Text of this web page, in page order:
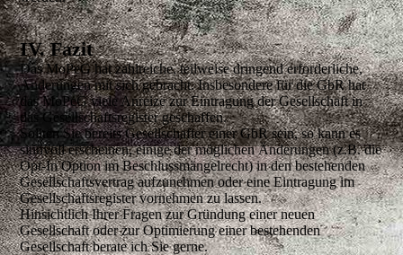
IV. Fazit
Das MoPeG hat zahlreiche, teilweise dringend erforderliche,
Änderungen mit sich gebracht. Insbesondere für die GbR hat
das MoPeG viele Anreize zur Eintragung der Gesellschaft in
das Gesellschaftsregister geschaffen.
Sollten Sie bereits Gesellschafter einer GbR sein, so kann es
sinnvoll erscheinen, einige der möglichen Änderungen (z.B. die
Opt-In Option im Beschlussmängelrecht) in den bestehenden
Gesellschaftsvertrag aufzunehmen oder eine Eintragung im
Gesellschaftsregister vornehmen zu lassen.
Hinsichtlich Ihrer Fragen zur Gründung einer neuen
Gesellschaft oder zur Optimierung einer bestehenden
Gesellschaft berate ich Sie gerne.